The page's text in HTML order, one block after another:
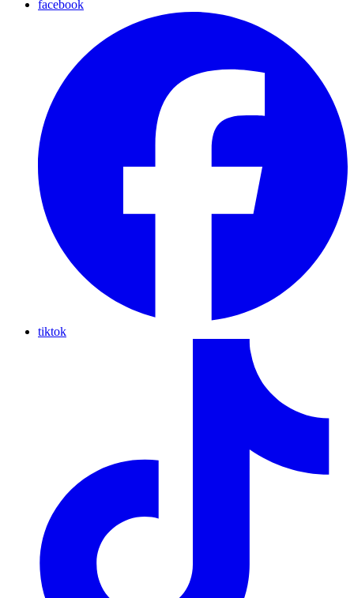
facebook
tiktok